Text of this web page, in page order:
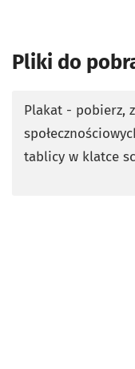
Pliki do
Plakat - pobierz,
tablicy w klatce
otworzy się w